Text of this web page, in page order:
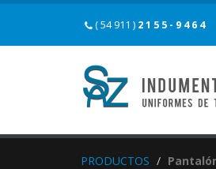
( 54 911 ) 2 1 5 5 - 9 4 6 4
PRODUCTOS